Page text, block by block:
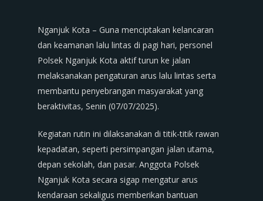
Nganjuk Kota – Guna menciptakan kelancaran
dan keamanan lalu lintas di pagi hari, personel
Polsek Nganjuk Kota aktif turun ke jalan
melaksanakan pengaturan arus lalu lintas serta
membantu penyebrangan masyarakat yang
beraktivitas, Senin (07/07/2025).
Kegiatan rutin ini dilaksanakan di titik-titik rawan
kepadatan, seperti persimpangan jalan utama,
depan sekolah, dan pasar. Anggota Polsek
Nganjuk Kota secara sigap mengatur arus
kendaraan sekaligus memberikan bantuan